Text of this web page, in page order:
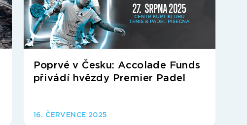
Poprvé v Česku: Accolade Funds
přivádí hvězdy Premier Padel
16. ČERVENCE 2025